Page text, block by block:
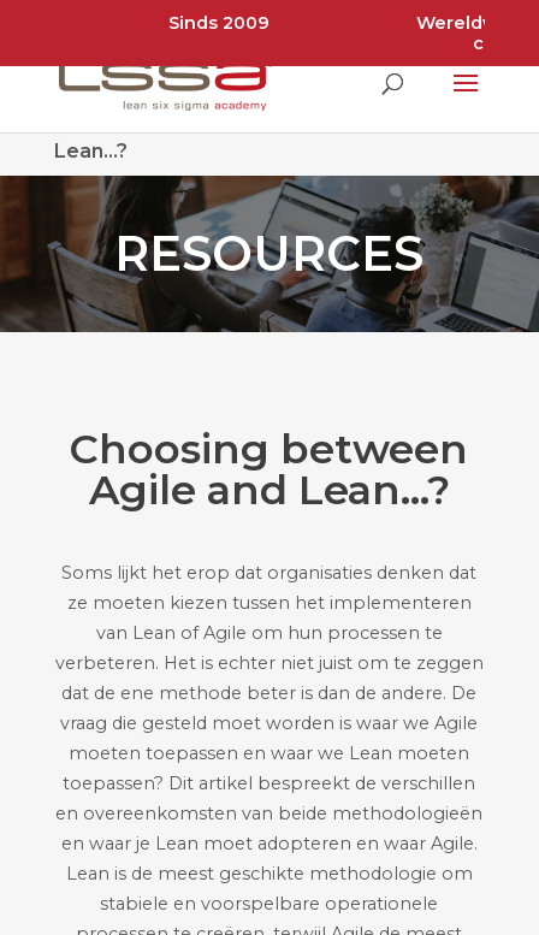
Sinds 2009
Wereldwijde
Lean…?
RESOURCES
Choosing between
Agile and Lean…?
Soms lijkt het erop dat organisaties denken dat
ze moeten kiezen tussen het implementeren
van Lean of Agile om hun processen te
verbeteren. Het is echter niet juist om te zeggen
dat de ene methode beter is dan de andere. De
vraag die gesteld moet worden is waar we Agile
moeten toepassen en waar we Lean moeten
toepassen? Dit artikel bespreekt de verschillen
en overeenkomsten van beide methodologieën
en waar je Lean moet adopteren en waar Agile.
Lean is de meest geschikte methodologie om
stabiele en voorspelbare operationele